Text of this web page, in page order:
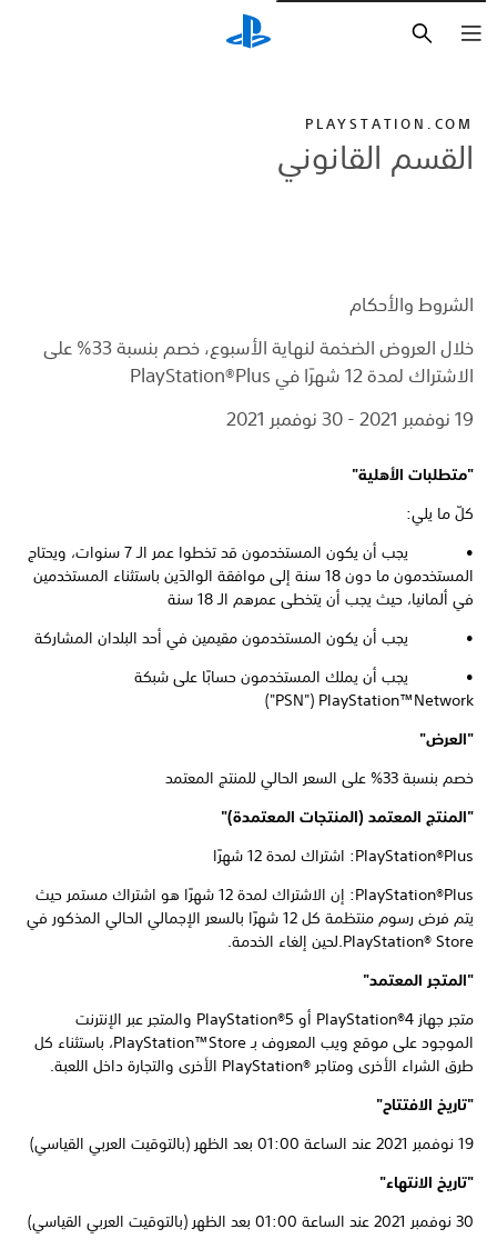
PLAYSTATION.COM
القسم القانوني
الشروط والأحكام
خلال العروض الضخمة لنهاية الأسبوع، خصم بنسبة 33% على
الاشتراك لمدة 12 شهرًا في PlayStation®Plus
19 نوفمبر 2021 - 30 نوفمبر 2021
"متطلبات الأهلية"
كلّ ما يلي:
• يجب أن يكون المستخدمون قد تخطوا عمر الـ 7 سنوات، ويحتاج
المستخدمون ما دون 18 سنة إلى موافقة الوالدَين باستثناء المستخدمين
في ألمانيا، حيث يجب أن يتخطى عمرهم الـ 18 سنة
• يجب أن يكون المستخدمون مقيمين في أحد البلدان المشاركة
• يجب أن يملك المستخدمون حسابًا على شبكة
PlayStation™Network ‏("PSN")
"العرض"
خصم بنسبة 33% على السعر الحالي للمنتج المعتمد
"المنتج المعتمد (المنتجات المعتمدة)"
PlayStation®Plus: اشتراك لمدة 12 شهرًا
PlayStation®Plus: إن الاشتراك لمدة 12 شهرًا هو اشتراك مستمر حيث
يتم فرض رسوم منتظمة كل 12 شهرًا بالسعر الإجمالي الحالي المذكور في
PlayStation® Store.لحين إلغاء الخدمة.
"المتجر المعتمد"
متجر جهاز PlayStation®4 أو PlayStation®5 والمتجر عبر الإنترنت
الموجود على موقع ويب المعروف بـ PlayStation™Store، باستثناء كل
طرق الشراء الأخرى ومتاجر PlayStation®‎ الأخرى والتجارة داخل اللعبة.
"تاريخ الافتتاح"
19 نوفمبر 2021 عند الساعة 01:00 بعد الظهر (بالتوقيت العربي القياسي)
"تاريخ الانتهاء"
30 نوفمبر 2021 عند الساعة 01:00 بعد الظهر (بالتوقيت العربي القياسي)